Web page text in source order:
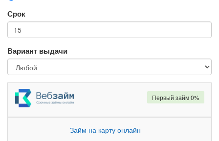
Срок
Вариант выдачи
Займ на карту онлайн
Первый займ 0%